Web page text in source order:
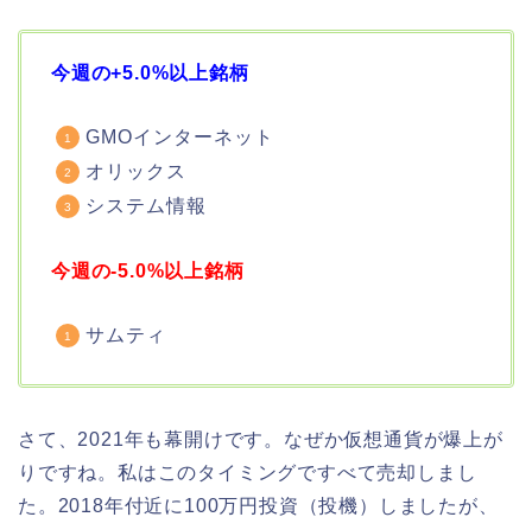
今週の+5.0%以上銘柄
GMOインターネット
オリックス
システム情報
今週の-5.0%以上銘柄
サムティ
さて、2021年も幕開けです。なぜか仮想通貨が爆上が
りですね。私はこのタイミングですべて売却しまし
た。2018年付近に100万円投資（投機）しましたが、